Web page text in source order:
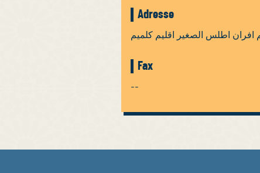
Adresse
افران اطلس الصغير اقليم كلميم
Fax
--